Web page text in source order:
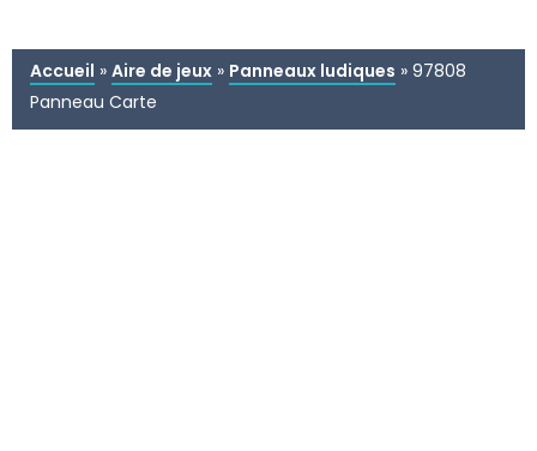
Accueil » Aire de jeux » Panneaux ludiques » 97808
Panneau Carte